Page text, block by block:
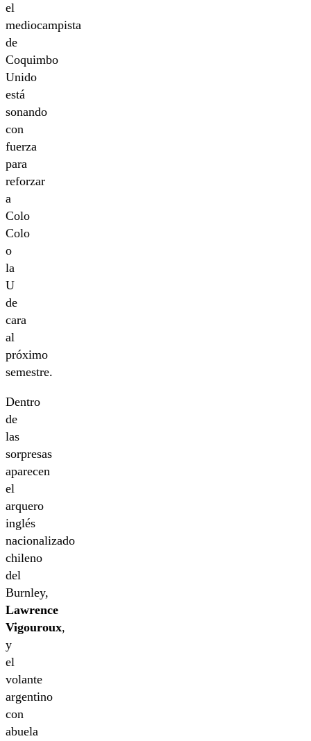
el
mediocampista
de
Coquimbo
Unido
está
sonando
con
fuerza
para
reforzar
a
Colo
Colo
o
la
U
de
cara
al
próximo
semestre.
Dentro
de
las
sorpresas
aparecen
el
arquero
inglés
nacionalizado
chileno
del
Burnley,
Lawrence
Vigouroux,
y
el
volante
argentino
con
abuela